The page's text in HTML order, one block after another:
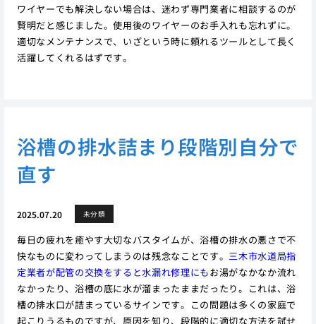
ワイヤーでも解決しない場合は、迷わず専門業者に相談するのが
賢明だと感じました。使用後のワイヤーのお手入れも忘れずに。
適切なメンテナンスで、いざという時に頼れるツールとして長く
活躍してくれるはずです。
浴槽の排水詰まり段階別自分で
直す
2025.07.20 未分類
毎日の疲れを癒やす大切なバスタイムが、浴槽の排水の悪さで不
快なものに変わってしまうのは残念なことです。三木市水道局指
定業者が配管の交換をすると水漏れ修理にもお湯がなかなか流れ
なかったり、浴槽の底に水が溜まったままだったり。これは、浴
槽の排水口が詰まっているサインです。この問題は多くの家庭で
起こりうるものですが、原因を知り、段階的に適切な方法を試せ